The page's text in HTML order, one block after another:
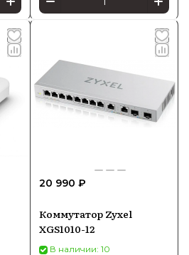
20 990 ₽
Коммутатор Zyxel
XGS1010-12
В наличии: 10